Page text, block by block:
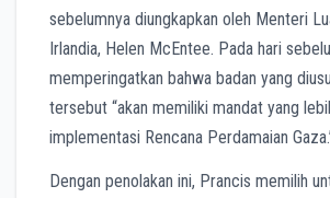
sebelumnya diungkapkan oleh Menteri
Irlandia, Helen McEntee. Pada hari
memperingatkan bahwa badan yang
tersebut “akan memiliki mandat yang
implementasi Rencana Perdamaian
Dengan penolakan ini, Prancis memilih